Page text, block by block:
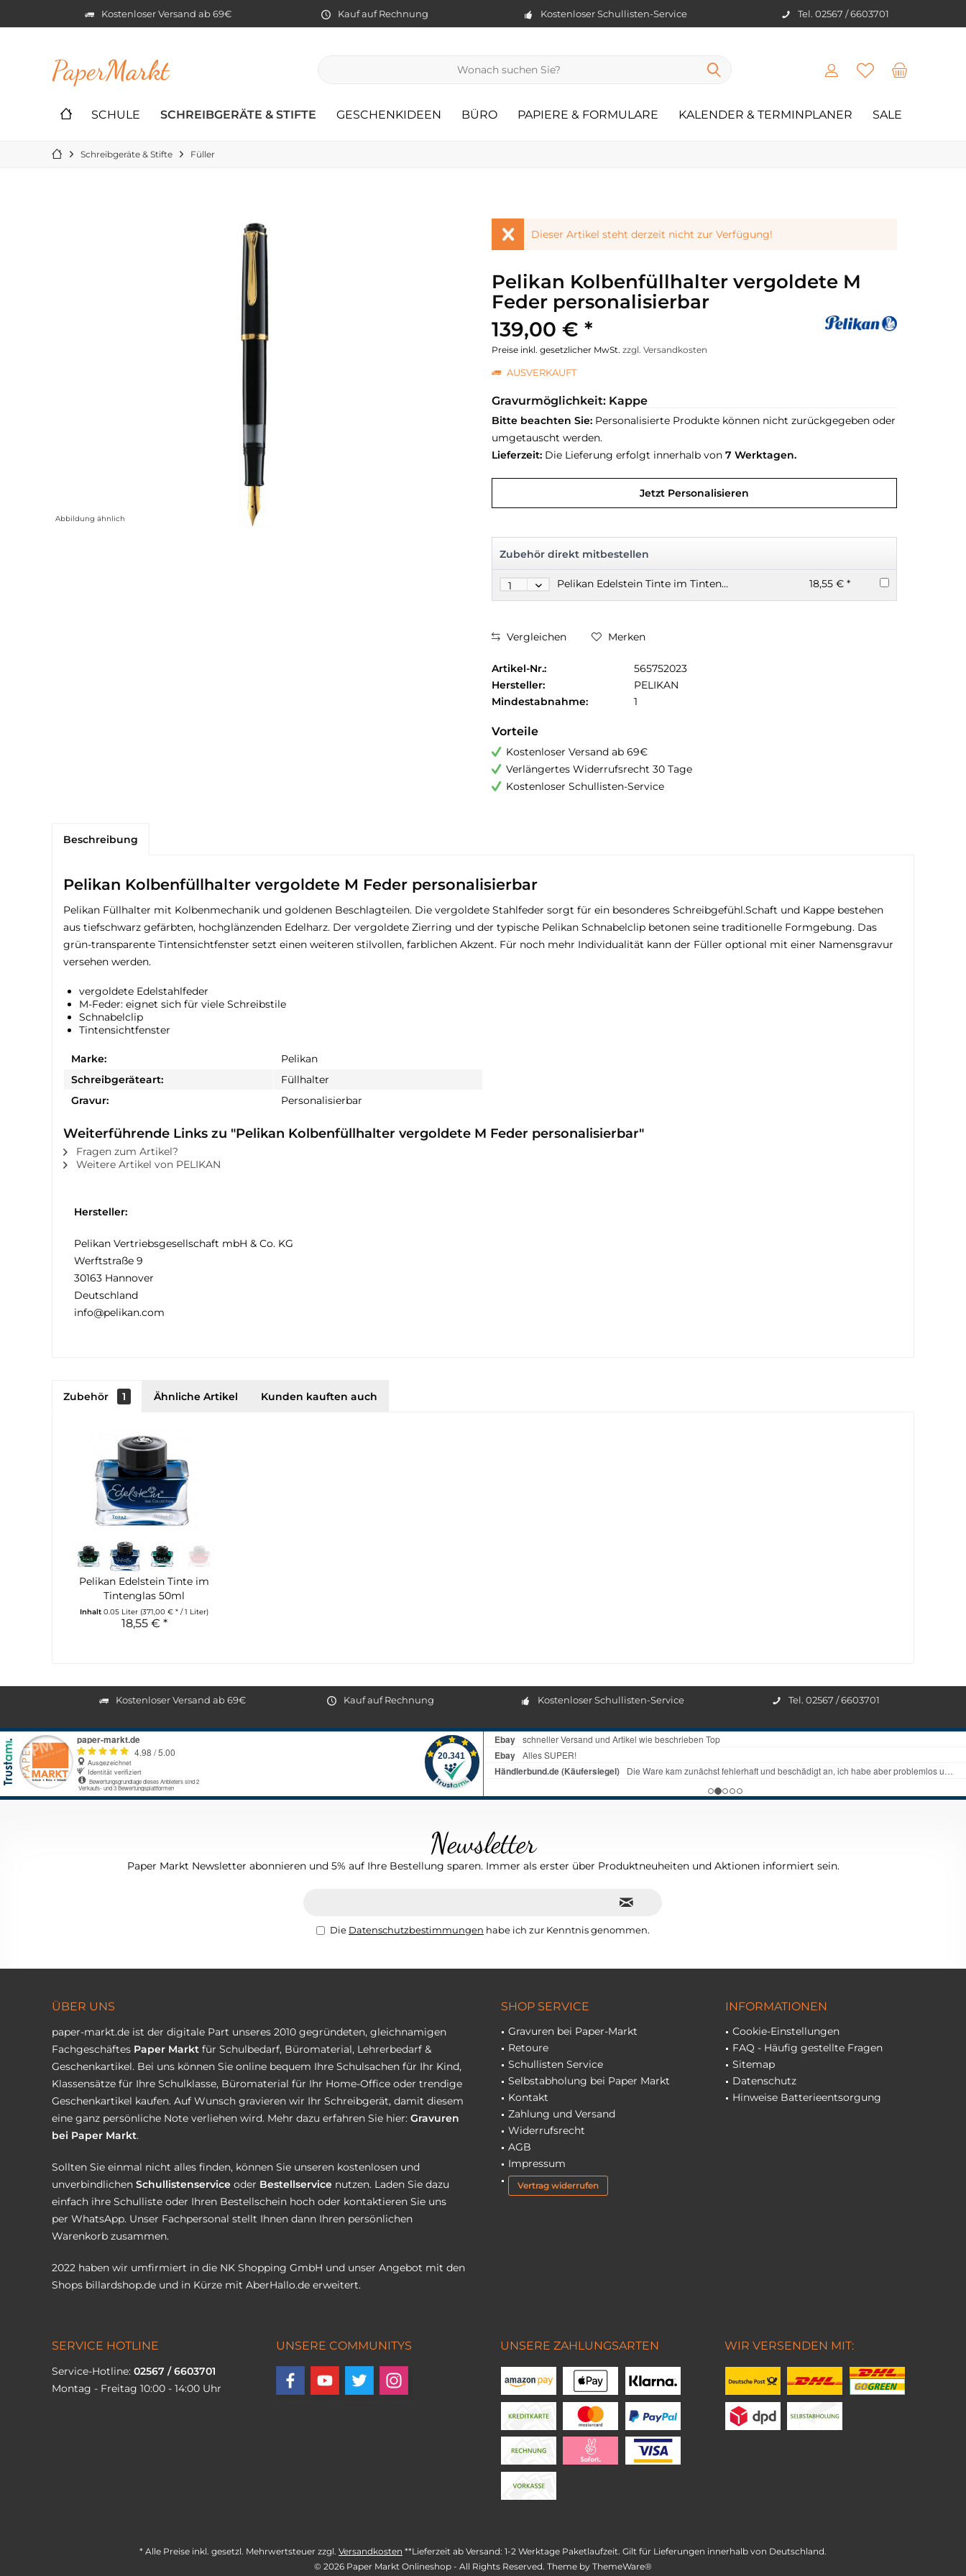
Kostenloser Versand ab 69€ Kauf auf Rechnung Kostenloser Schullisten-Service Tel. 02567 / 6603701
PaperMarkt
SCHULE SCHREIBGERÄTE & STIFTE GESCHENKIDEEN BÜRO PAPIERE & FORMULARE KALENDER & TERMINPLANER SALE
Schreibgeräte & Stifte Füller
Abbildung ähnlich
Dieser Artikel steht derzeit nicht zur Verfügung!
Pelikan Kolbenfüllhalter vergoldete M
Feder personalisierbar
139,00 € *
Preise inkl. gesetzlicher MwSt. zzgl. Versandkosten
AUSVERKAUFT
Gravurmöglichkeit: Kappe
Bitte beachten Sie: Personalisierte Produkte können nicht zurückgegeben oder
umgetauscht werden.
Lieferzeit: Die Lieferung erfolgt innerhalb von 7 Werktagen.
Jetzt Personalisieren
Zubehör direkt mitbestellen
Pelikan Edelstein Tinte im Tintenglas 50ml 18,55 € *
Vergleichen Merken
Artikel-Nr.:
565752023
Hersteller:
PELIKAN
Mindestabnahme:
1
Vorteile
Kostenloser Versand ab 69€
Verlängertes Widerrufsrecht 30 Tage
Kostenloser Schullisten-Service
Beschreibung
Pelikan Kolbenfüllhalter vergoldete M Feder personalisierbar
Pelikan Füllhalter mit Kolbenmechanik und goldenen Beschlagteilen. Die vergoldete Stahlfeder sorgt für ein besonderes Schreibgefühl.Schaft und Kappe bestehen
aus tiefschwarz gefärbten, hochglänzenden Edelharz. Der vergoldete Zierring und der typische Pelikan Schnabelclip betonen seine traditionelle Formgebung. Das
grün-transparente Tintensichtfenster setzt einen weiteren stilvollen, farblichen Akzent. Für noch mehr Individualität kann der Füller optional mit einer Namensgravur
versehen werden.
vergoldete Edelstahlfeder
M-Feder: eignet sich für viele Schreibstile
Schnabelclip
Tintensichtfenster
Marke:
Pelikan
Schreibgeräteart:
Füllhalter
Gravur:
Personalisierbar
Weiterführende Links zu "Pelikan Kolbenfüllhalter vergoldete M Feder personalisierbar"
Fragen zum Artikel?
Weitere Artikel von PELIKAN
Hersteller:
Pelikan Vertriebsgesellschaft mbH & Co. KG
Werftstraße 9
30163 Hannover
Deutschland
info@pelikan.com
Zubehör 1 Ähnliche Artikel Kunden kauften auch
Pelikan Edelstein Tinte im
Tintenglas 50ml
Inhalt0.05 Liter (371,00 € * / 1 Liter)
18,55 € *
Kostenloser Versand ab 69€ Kauf auf Rechnung Kostenloser Schullisten-Service Tel. 02567 / 6603701
Newsletter
Paper Markt Newsletter abonnieren und 5% auf Ihre Bestellung sparen. Immer als erster über Produktneuheiten und Aktionen informiert sein.
Die Datenschutzbestimmungen habe ich zur Kenntnis genommen.
ÜBER UNS
paper-markt.de ist der digitale Part unseres 2010 gegründeten, gleichnamigen
Fachgeschäftes Paper Markt für Schulbedarf, Büromaterial, Lehrerbedarf &
Geschenkartikel. Bei uns können Sie online bequem Ihre Schulsachen für Ihr Kind,
Klassensätze für Ihre Schulklasse, Büromaterial für Ihr Home-Office oder trendige
Geschenkartikel kaufen. Auf Wunsch gravieren wir Ihr Schreibgerät, damit diesem
eine ganz persönliche Note verliehen wird. Mehr dazu erfahren Sie hier: Gravuren
bei Paper Markt.
Sollten Sie einmal nicht alles finden, können Sie unseren kostenlosen und
unverbindlichen Schullistenservice oder Bestellservice nutzen. Laden Sie dazu
einfach ihre Schulliste oder Ihren Bestellschein hoch oder kontaktieren Sie uns
per WhatsApp. Unser Fachpersonal stellt Ihnen dann Ihren persönlichen
Warenkorb zusammen.
2022 haben wir umfirmiert in die NK Shopping GmbH und unser Angebot mit den
Shops billardshop.de und in Kürze mit AberHallo.de erweitert.
SHOP SERVICE
Gravuren bei Paper-Markt
Retoure
Schullisten Service
Selbstabholung bei Paper Markt
Kontakt
Zahlung und Versand
Widerrufsrecht
AGB
Impressum
Vertrag widerrufen
INFORMATIONEN
Cookie-Einstellungen
FAQ - Häufig gestellte Fragen
Sitemap
Datenschutz
Hinweise Batterieentsorgung
SERVICE HOTLINE
Service-Hotline: 02567 / 6603701
Montag - Freitag 10:00 - 14:00 Uhr
UNSERE COMMUNITYS UNSERE ZAHLUNGSARTEN WIR VERSENDEN MIT:
* Alle Preise inkl. gesetzl. Mehrwertsteuer zzgl. Versandkosten **Lieferzeit ab Versand: 1-2 Werktage Paketlaufzeit. Gilt für Lieferungen innerhalb von Deutschland.
© 2026 Paper Markt Onlineshop - All Rights Reserved. Theme by ThemeWare®